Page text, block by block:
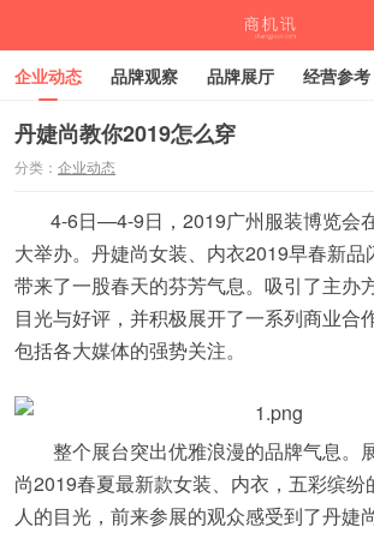
企业动态 品牌观察 品牌展厅 经营参考
深度观察 伙伴计划
丹婕尚教你2019怎么穿
分类： 企业动态
4-6日—4-9日，2019广州服装博览会
大举办。丹婕尚女装、内衣2019早春新品
带来了一股春天的芬芳气息。吸引了主办
目光与好评，并积极展开了一系列商业合
包括各大媒体的强势关注。
整个展台突出优雅浪漫的品牌气息。
尚2019春夏最新款女装、内衣，五彩缤纷
人的目光，前来参展的观众感受到了丹婕